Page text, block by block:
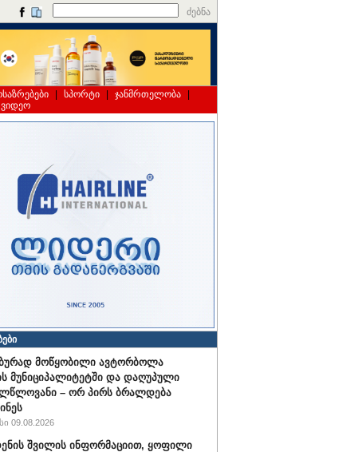
ძებნა
სპორტი ჯანმრთელობა
მოწყობილი ავტორბოლა
მუნიციპალიტეტში და დაღუპული
– ორ პირს ბრალდება
09.08.2026
შვილის ინფორმაციით, ყოფილი